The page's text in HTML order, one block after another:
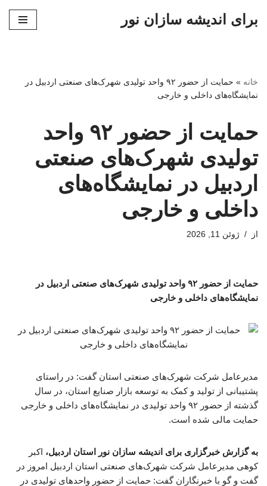
برای اندیشه سازان نور
خانه »
حمایت از حضور ۹۲ واحد تولیدی شهرک‌های صنعتی اردبیل در
نمایشگاه‌های داخلی و خارجی
حمایت از حضور ۹۲ واحد
تولیدی شهرک‌های صنعتی
اردبیل در نمایشگاه‌های
داخلی و خارجی
از ژوئن 11, 2026
حمایت از حضور ۹۲ واحد تولیدی شهرک‌های صنعتی اردبیل در
نمایشگاه‌های داخلی و خارجی
مدیرعامل شرکت شهرک‌های صنعتی استان گفت: در راستای
پشتیبانی از تولید و کمک به توسعه بازار صنایع استان، در سال
گذشته از حضور ۹۲ واحد تولیدی در نمایشگاه‌های داخلی و خارجی
حمایت مالی شده است.
به گزارش خبرگزاری برای اندیشه سازان نور استان اردبیل، اکبر
کوهی مدیرعامل شرکت شهرک‌های صنعتی استان اردبیل امروز در
گفت و گو با خبرنگاران گفت: حمایت از حضور واحدهای تولیدی در